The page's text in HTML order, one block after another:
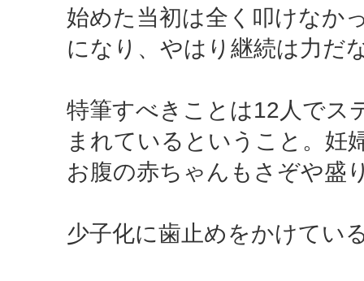
始めた当初は全く叩けなか
になり、やはり継続は力だ
特筆すべきことは12人でス
まれているということ。妊
お腹の赤ちゃんもさぞや盛
少子化に歯止めをかけてい